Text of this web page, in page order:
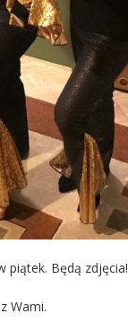
piątek. Będą zdjęcia!
Wami.